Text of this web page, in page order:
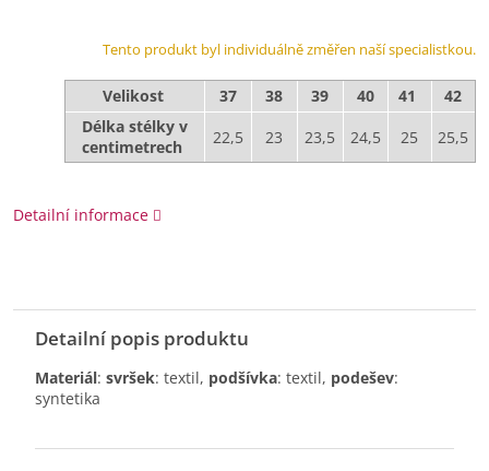
Tento produkt byl individuálně změřen naší specialistkou.
Velikost 37 38 39 40 41
42
Délka stélky v
centimetrech
22,5 23 23,5 24,5 25 25,5
Detailní informace
Detailní popis produktu
Materiál:svršek: textil, podšívka: textil, podešev:
syntetika